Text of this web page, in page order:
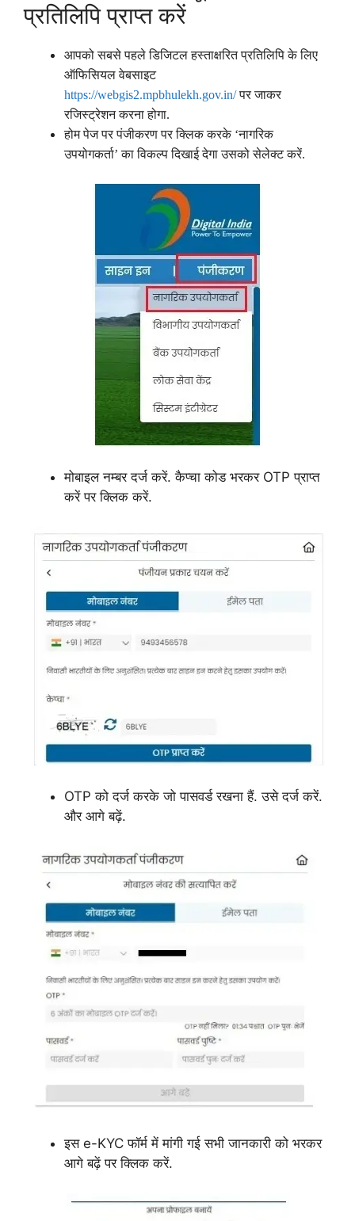
प्रतिलिपि प्राप्त करें
आपको सबसे पहले डिजिटल हस्ताक्षरित प्रतिलिपि के लिए
ऑफिसियल वेबसाइट
https://webgis2.mpbhulekh.gov.in/पर जाकर
रजिस्ट्रेशन करना होगा.
होम पेज पर पंजीकरण पर क्लिक करके ‘नागरिक
उपयोगकर्ता’ का विकल्प दिखाई देगा उसको सेलेक्ट करें.
मोबाइल नम्बर दर्ज करें. कैप्चा कोड भरकर OTP प्राप्त
करें पर क्लिक करें.
OTP को दर्ज करके जो पासवर्ड रखना हैं. उसे दर्ज करें.
और आगे बढ़ें.
इस e-KYC फॉर्म में मांगी गई सभी जानकारी को भरकर
आगे बढ़ें पर क्लिक करें.